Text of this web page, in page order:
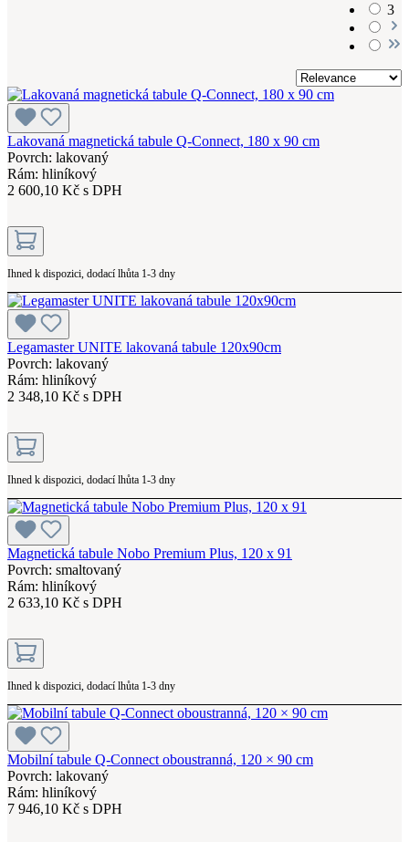
3
Lakovaná magnetická tabule Q-Connect, 180 x 90 cm
Povrch: lakovaný
Rám: hliníkový
2 600,10 Kč s DPH
Ihned k dispozici, dodací lhůta 1-3 dny
Legamaster UNITE lakovaná tabule 120x90cm
Povrch: lakovaný
Rám: hliníkový
2 348,10 Kč s DPH
Ihned k dispozici, dodací lhůta 1-3 dny
Magnetická tabule Nobo Premium Plus, 120 x 91
Povrch: smaltovaný
Rám: hliníkový
2 633,10 Kč s DPH
Ihned k dispozici, dodací lhůta 1-3 dny
Mobilní tabule Q-Connect oboustranná, 120 × 90 cm
Povrch: lakovaný
Rám: hliníkový
7 946,10 Kč s DPH